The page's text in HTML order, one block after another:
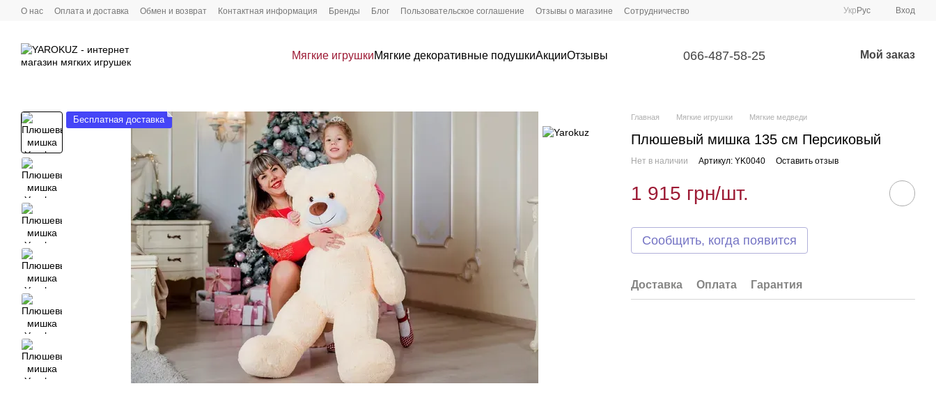
Перейти к основному контенту
О нас Оплата и доставка Обмен и возврат Контактная информация Бренды Блог Пользовательское соглашение Отзывы о магазине Сотрудничество Укр Рус Вход
Мягкие игрушкиМягкие декоративные подушкиАкцииОтзывы 066-487-58-25 Мой заказ
Бесплатная доставка Главная Мягкие игрушки Мягкие медведи
Плюшевый мишка 135 см Персиковый
Нет в наличии Артикул: YK0040 Оставить отзыв
1 915 грн/шт.
Сообщить, когда появится
Доставка Оплата Гарантия